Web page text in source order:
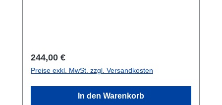
Regulärer Preis:
244,00 €
Preise exkl. MwSt. zzgl. Versandkosten
In den Warenkorb